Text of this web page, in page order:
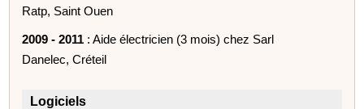
Ratp, Saint Ouen
2009 - 2011 : Aide électricien (3 mois) chez Sarl
Danelec, Créteil
Logiciels